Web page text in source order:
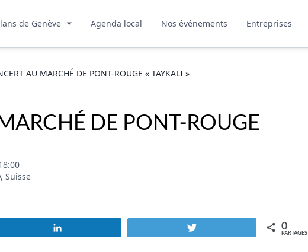
de Genève Agenda local Nos événements Entreprises
AU MARCHÉ DE PONT-ROUGE « TAYKALI »
DE PONT-ROUGE
Suisse
0
PARTAGES